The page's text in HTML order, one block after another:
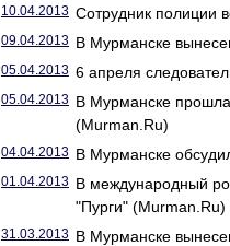
10.04.2013 Сотрудник полиции
09.04.2013 В Мурманске
05.04.2013 6 апреля
05.04.2013 В Мурманске прошла
(Murman.Ru)
04.04.2013 В Мурманске
01.04.2013 В международный
"Пурги" (Murman.Ru)
31.03.2013 В Мурманске